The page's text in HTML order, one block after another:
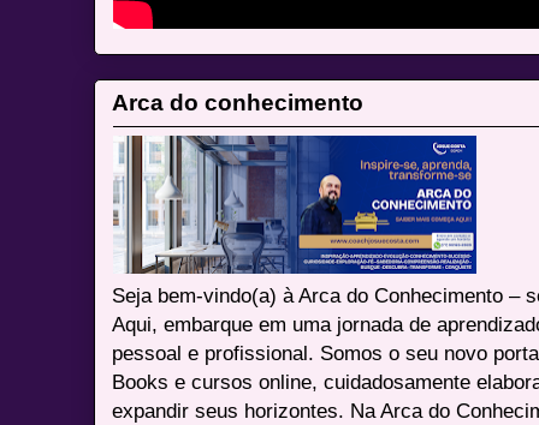
Arca do conhecimento
Seja bem-vindo(a) à Arca do Conhecimento –
Aqui, embarque em uma jornada de
pessoal e profissional. Somos o seu novo
Books e cursos online, cuidadosamente
expandir seus horizontes. Na Arca do